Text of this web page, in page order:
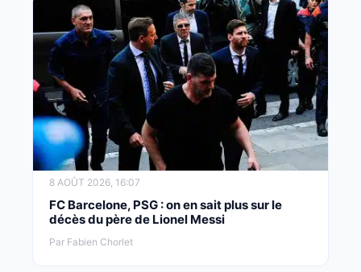
8 AOÛT 2026, 16:07
FC Barcelone, PSG : on en sait plus sur le
décès du père de Lionel Messi
Par Fabien Chorlet